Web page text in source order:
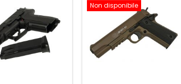
Non disponibile